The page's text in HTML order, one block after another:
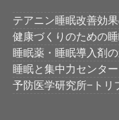
テアニン睡眠改善効
健康づくりのための
睡眠薬・睡眠導入剤
睡眠と集中力センター
予防医学研究所−トリ